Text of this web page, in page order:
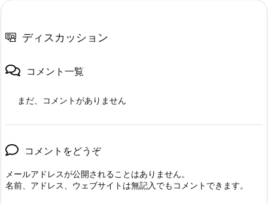
ディスカッション
コメント一覧
まだ、コメントがありません
コメントをどうぞ
メールアドレスが公開されることはありません。
名前、アドレス、ウェブサイトは無記入でもコメントできます。